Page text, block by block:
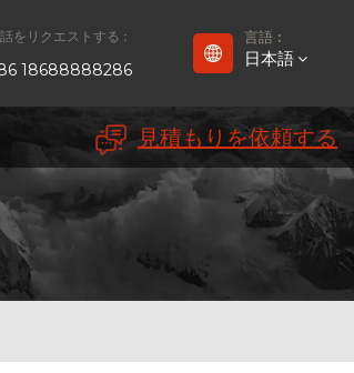
をリクエストする :
18688888286
言語 :
日本語
Español
見積もりを依頼する